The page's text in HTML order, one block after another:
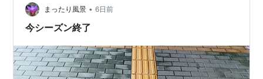
まったり風景 • 6日前
今シーズン終了